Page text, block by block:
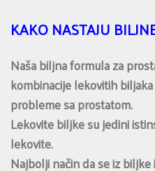
KAKO NASTAJU
Naša biljna formula za
kombinacije lekovitih
probleme sa prostatom.
Lekovite biljke su jedini
lekovite.
Najbolji način da se iz